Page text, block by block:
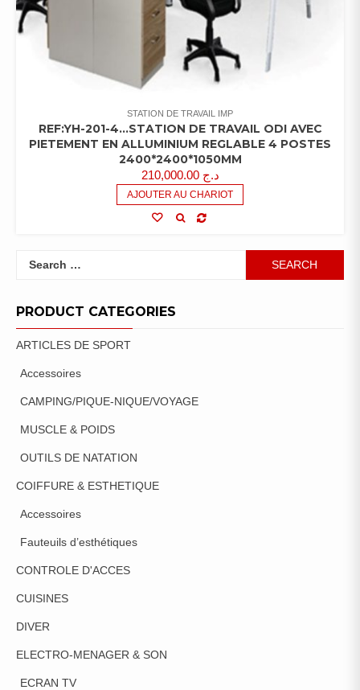
STATION DE TRAVAIL IMP
REF:YH-201-4…STATION DE TRAVAIL ODI AVEC
PIETEMENT EN ALLUMINIUM REGLABLE 4 POSTES
2400*2400*1050MM
د.ج 210,000.00
AJOUTER AU CHARIOT
PRODUCT CATEGORIES
ARTICLES DE SPORT
Accessoires
CAMPING/PIQUE-NIQUE/VOYAGE
MUSCLE & POIDS
OUTILS DE NATATION
COIFFURE & ESTHETIQUE
Accessoires
Fauteuils d’esthétiques
CONTROLE D'ACCES
CUISINES
DIVER
ELECTRO-MENAGER & SON
ECRAN TV